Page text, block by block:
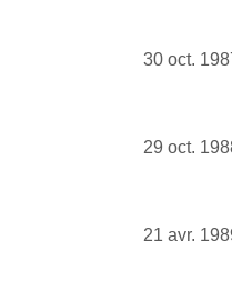
30 oct.
29 oct.
21 avr.